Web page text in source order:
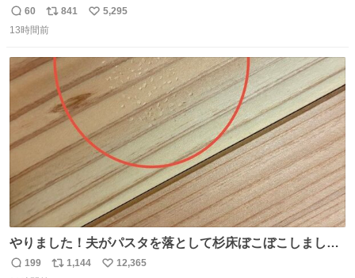
も愛される理由と可能性 kai-you.net/article/96186 『映画
ちいかわ 人魚の島のひみつ』を3回観て、原作も追ってい
す。ちいかわ初心者向けです🖊
返
信
60
リ
ポ
ト
数
841
い
数
5,295
13時間前
やりました！夫がパスタを落として杉床ぼこぼこしまし
た！よかったーーー！ファーストぼこぼこ自分じゃなく
返
199
リ
1,144
い
12,365